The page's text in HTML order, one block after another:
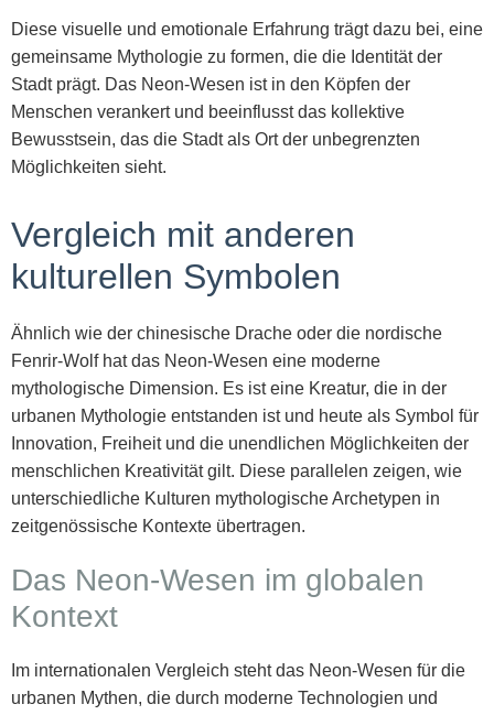
Diese visuelle und emotionale Erfahrung trägt dazu bei, eine
gemeinsame Mythologie zu formen, die die Identität der
Stadt prägt. Das Neon-Wesen ist in den Köpfen der
Menschen verankert und beeinflusst das kollektive
Bewusstsein, das die Stadt als Ort der unbegrenzten
Möglichkeiten sieht.
Vergleich mit anderen
kulturellen Symbolen
Ähnlich wie der chinesische Drache oder die nordische
Fenrir-Wolf hat das Neon-Wesen eine moderne
mythologische Dimension. Es ist eine Kreatur, die in der
urbanen Mythologie entstanden ist und heute als Symbol für
Innovation, Freiheit und die unendlichen Möglichkeiten der
menschlichen Kreativität gilt. Diese parallelen zeigen, wie
unterschiedliche Kulturen mythologische Archetypen in
zeitgenössische Kontexte übertragen.
Das Neon-Wesen im globalen
Kontext
Im internationalen Vergleich steht das Neon-Wesen für die
urbanen Mythen, die durch moderne Technologien und